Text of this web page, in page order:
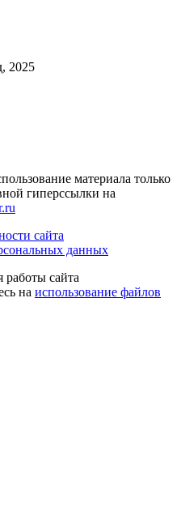
2025
материала только
гиперссылки на
сайта
данных
сайта
на использование файлов